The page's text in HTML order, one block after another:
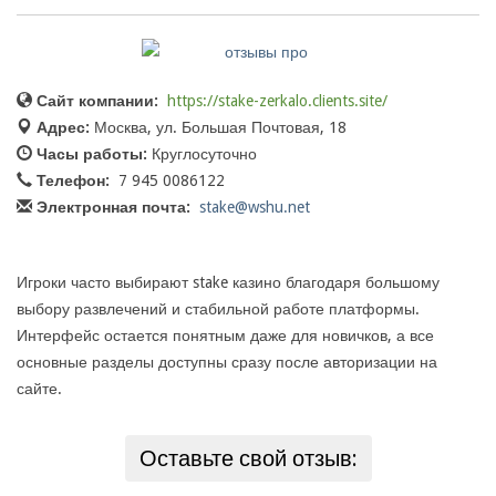
Сайт компании:
https://stake-zerkalo.clients.site/
Адрес: Москва, ул. Большая Почтовая, 18
Часы работы: Круглосуточно
Телефон:
7 945 0086122
Электронная почта: stake@wshu.net
Игроки часто выбирают stake казино благодаря большому
выбору развлечений и стабильной работе платформы.
Интерфейс остается понятным даже для новичков, а все
основные разделы доступны сразу после авторизации на
сайте.
Оставьте свой отзыв: